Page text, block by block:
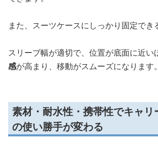
また、スーツケースにしっかり固定でき
スリーブ幅が適切で、位置が底面に近い
感が高まり、移動がスムーズになります。
素材・耐水性・携帯性でキャリ
の使い勝手が変わる